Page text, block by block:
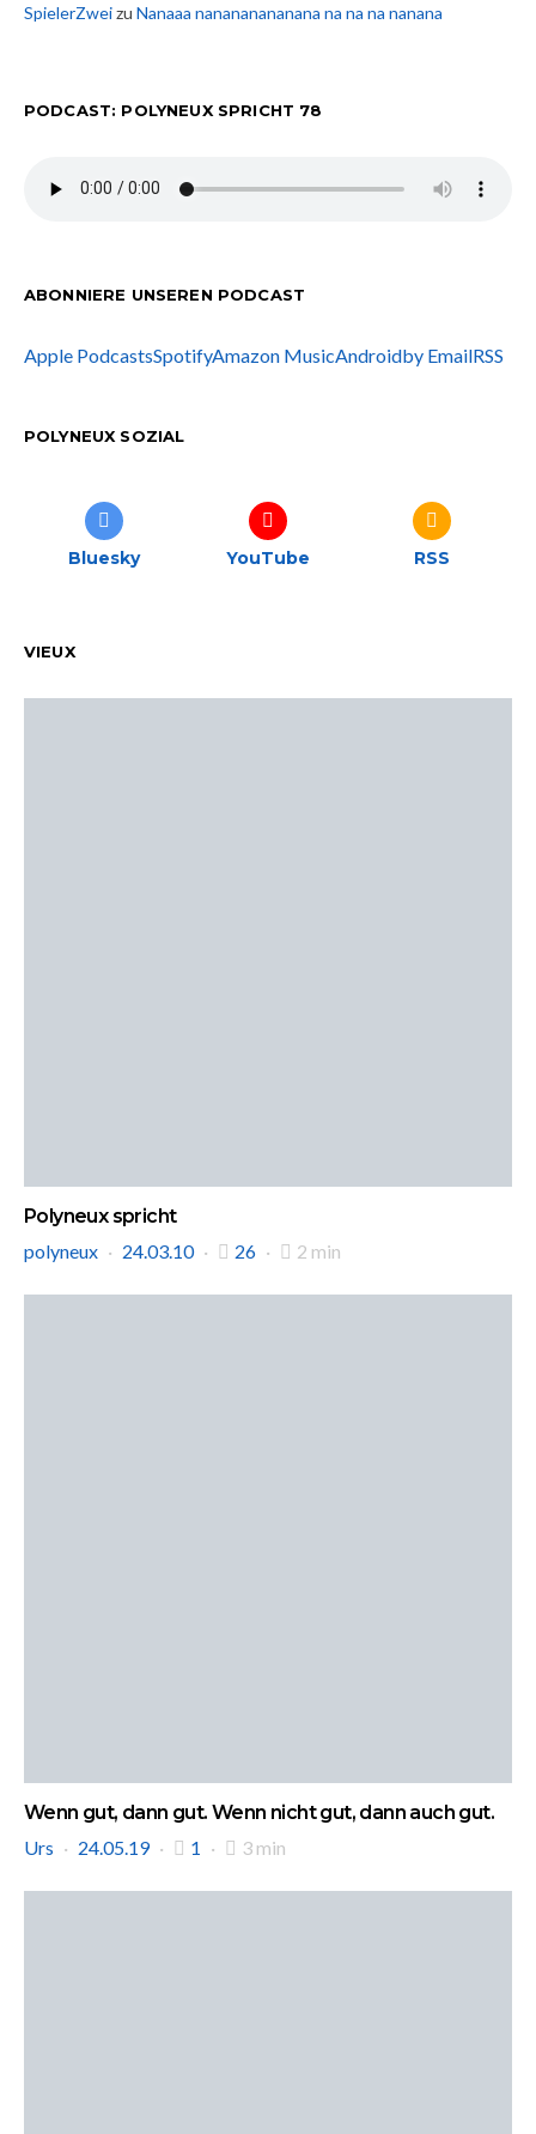
SpielerZweizu Nanaaa nanananananana na na na nanana
PODCAST: POLYNEUX SPRICHT 78
ABONNIERE UNSEREN PODCAST
Apple PodcastsSpotifyAmazon MusicAndroidby EmailRSS
POLYNEUX SOZIAL
Bluesky YouTube RSS
VIEUX
Polyneux spricht
polyneux
24.03.10 26 2 min
Wenn gut, dann gut. Wenn nicht gut, dann auch gut.
Urs
24.05.19 1 3 min